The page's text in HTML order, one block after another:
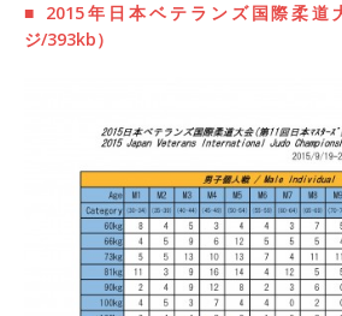
■ 2015年日本ベテランズ国際柔道
ジ/393kb）